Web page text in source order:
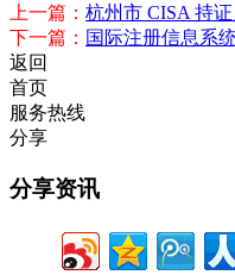
上一篇： 杭州市 CISA 持
下一篇： 国际注册信息系
返回
首页
服务热线
分享
分享资讯